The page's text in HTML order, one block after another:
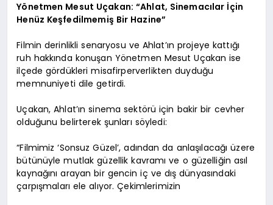
Yönetmen Mesut Uçakan: “Ahlat, Sinemacılar İçin
Henüz Keşfedilmemiş Bir Hazine”
Filmin derinlikli senaryosu ve Ahlat’ın projeye kattığı
ruh hakkında konuşan Yönetmen Mesut Uçakan ise
ilçede gördükleri misafirperverlikten duyduğu
memnuniyeti dile getirdi.
Uçakan, Ahlat’ın sinema sektörü için bakir bir cevher
olduğunu belirterek şunları söyledi:
“Filmimiz ‘Sonsuz Güzel’, adından da anlaşılacağı üzere
bütünüyle mutlak güzellik kavramı ve o güzelliğin asıl
kaynağını arayan bir gencin iç ve dış dünyasındaki
çarpışmaları ele alıyor. Çekimlerimizin